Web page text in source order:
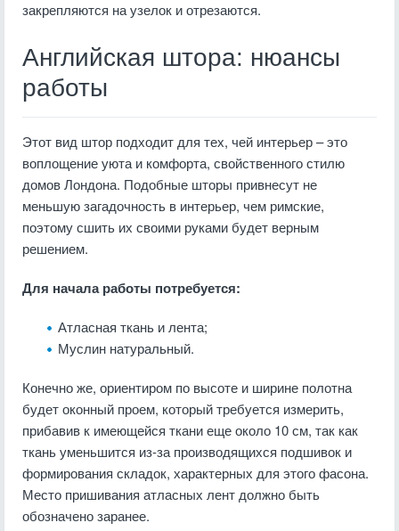
закрепляются на узелок и отрезаются.
Английская штора: нюансы
работы
Этот вид штор подходит для тех, чей интерьер – это
воплощение уюта и комфорта, свойственного стилю
домов Лондона. Подобные шторы привнесут не
меньшую загадочность в интерьер, чем римские,
поэтому сшить их своими руками будет верным
решением.
Для начала работы потребуется:
Атласная ткань и лента;
Муслин натуральный.
Конечно же, ориентиром по высоте и ширине полотна
будет оконный проем, который требуется измерить,
прибавив к имеющейся ткани еще около 10 см, так как
ткань уменьшится из-за производящихся подшивок и
формирования складок, характерных для этого фасона.
Место пришивания атласных лент должно быть
обозначено заранее.